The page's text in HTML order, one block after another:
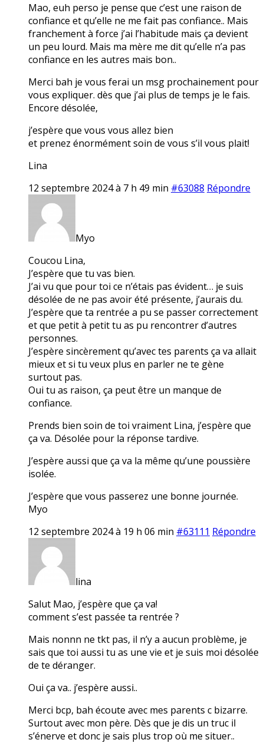
Mao, euh perso je pense que c’est une raison de
confiance et qu’elle ne me fait pas confiance.. Mais
franchement à force j’ai l’habitude mais ça devient
un peu lourd. Mais ma mère me dit qu’elle n’a pas
confiance en les autres mais bon..
Merci bah je vous ferai un msg prochainement pour
vous expliquer. dès que j’ai plus de temps je le fais.
Encore désolée,
j’espère que vous vous allez bien
et prenez énormément soin de vous s’il vous plait!
Lina
12 septembre 2024 à 7 h 49 min #63088 Répondre
Myo
Coucou Lina,
J’espère que tu vas bien.
J’ai vu que pour toi ce n’étais pas évident… je suis
désolée de ne pas avoir été présente, j’aurais du.
J’espère que ta rentrée a pu se passer correctement
et que petit à petit tu as pu rencontrer d’autres
personnes.
J’espère sincèrement qu’avec tes parents ça va allait
mieux et si tu veux plus en parler ne te gène
surtout pas.
Oui tu as raison, ça peut être un manque de
confiance.
Prends bien soin de toi vraiment Lina, j’espère que
ça va. Désolée pour la réponse tardive.
J’espère aussi que ça va la même qu’une poussière
isolée.
J’espère que vous passerez une bonne journée.
Myo
12 septembre 2024 à 19 h 06 min #63111 Répondre
lina
Salut Mao, j’espère que ça va!
comment s’est passée ta rentrée ?
Mais nonnn ne tkt pas, il n’y a aucun problème, je
sais que toi aussi tu as une vie et je suis moi désolée
de te déranger.
Oui ça va.. j’espère aussi..
Merci bcp, bah écoute avec mes parents c bizarre.
Surtout avec mon père. Dès que je dis un truc il
s’énerve et donc je sais plus trop où me situer..